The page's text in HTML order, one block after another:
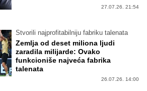
27.07.26. 21:54
Stvorili najprofitabilniju fabriku talenata
Zemlja od deset miliona ljudi
zaradila milijarde: Ovako
funkcioniše najveća fabrika
talenata
26.07.26. 14:00